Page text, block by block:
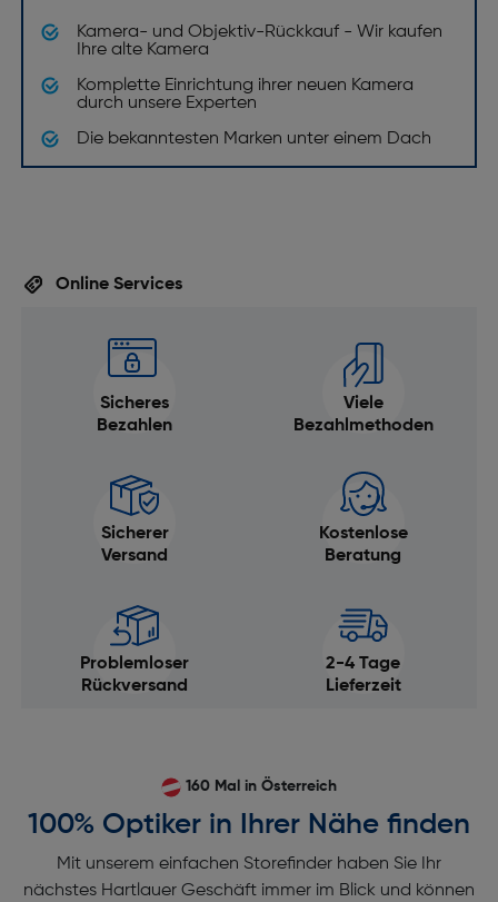
Fotoeffekte: Landschaft, Portrait, Schwarzweiss, 14
weitere Bildeffekte
GPS: Nein
Anti-Staub Funktion: Nein
Kamera-Typ: Spiegellose Systemkamera
Achsen-Kompensation (Kompensation ist
abhängig von den Objektivspezifikationen)
Sensorformat: Vollformat
Längste Verschlusszeit mechanisch: 30
Bulb: ja
Kürzeste Verschlusszeit elektronisch [s]: 1/80000
Kürzeste Verschlusszeit mechanisch: 1/8000
Verschlusstyp: Elektronischer Front-Verschluss
AF-Messfeldwahl: Auto / Manuell
Fahrzeugerkennung, Gesichtserkennung,
Tiererkennung, Vogelerkennung, Auto, Zug,
Flugzeug
Kamera- und Objektiv-Rückkauf - Wir kaufen
Ihre alte Kamera
Komplette Einrichtung ihrer neuen Kamera
durch unsere Experten
Die bekanntesten Marken unter einem Dach
Online Services
Sicheres
Bezahlen
Viele
Bezahlmethoden
Sicherer
Versand
Kostenlose
Beratung
Problemloser
Rückversand
2-4 Tage
Lieferzeit
160 Mal in Österreich
100% Optiker in Ihrer Nähe finden
Mit unserem einfachen Storefinder haben Sie Ihr
nächstes Hartlauer Geschäft immer im Blick und können